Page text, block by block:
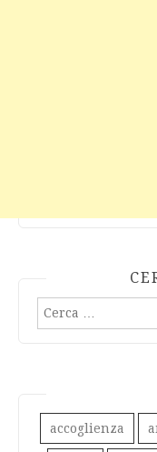
Ricerca
per:
accoglienza